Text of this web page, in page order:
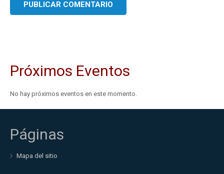
Próximos Eventos
No hay próximos eventos en este momento.
Páginas
Mapa del sitio